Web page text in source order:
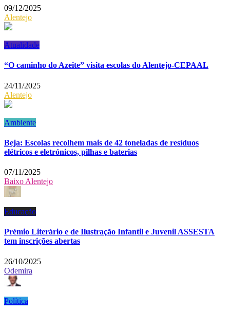
09/12/2025
Alentejo
Atualidade
“O caminho do Azeite” visita escolas do Alentejo-CEPAAL
24/11/2025
Alentejo
Ambiente
Beja: Escolas recolhem mais de 42 toneladas de resíduos
elétricos e eletrónicos, pilhas e baterias
07/11/2025
Baixo Alentejo
Educação
Prémio Literário e de Ilustração Infantil e Juvenil ASSESTA
tem inscrições abertas
26/10/2025
Odemira
Política